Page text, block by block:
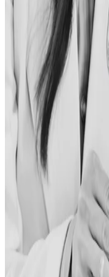
Узнать больше
Общее
Политики и другое